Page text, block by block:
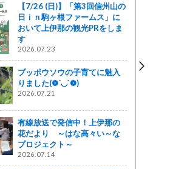
【7/26 (日)】「第3回信州山の
日ｉｎ駒ヶ根ファームス」に
おいて上伊那の観光PRをしま
す
2026.07.23
ブッポウソウの子育てに魅入
りました(❁´◡`❁)
2026.07.21
有線放送で発信中！上伊那の
花だより ～はな高々い～な
プロジェクト～
2026.07.14